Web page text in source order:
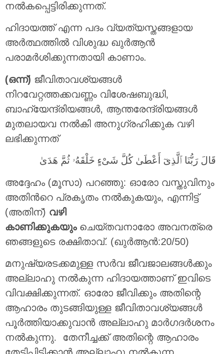
നല്‍കപ്പെട്ടിരിക്കുന്നത്.
ഹിദായത്ത് എന്ന പദം വ്യത്യസ്തങ്ങളായ
അർത്ഥത്തിൽ വിശുദ്ധ ഖുർആൻ
പരാമർശിക്കുന്നതായി കാണാം.
(ഒന്ന്) ജീവിതാവശ്യങ്ങള്‍
നിറവേറ്റത്തക്കവണ്ണം വിശേഷബുദ്ധി,
ബാഹ്യേന്ദ്രിയങ്ങള്‍, ആന്തരേന്ദ്രിയങ്ങള്‍
മുതലായവ നല്‍കി അനുഗ്രഹിക്കുക വഴി
ലഭിക്കുന്നത്
قَالَ رَبُّنَا ٱلَّذِىٓ أَعْطَىٰ كُلَّ شَىْءٍ خَلْقَهُۥ ثُمَّ هَدَىٰ ‎
അദ്ദേഹം (മൂസാ) പറഞ്ഞു: ഓരോ വസ്തുവിനും
അതിന്‍റെ പ്രകൃതം നല്‍കുകയും, എന്നിട്ട്
(അതിന്‌) വഴി
കാണിക്കുകയുംചെയ്തവനാരോ അവനത്രെ
ഞങ്ങളുടെ രക്ഷിതാവ്‌. (ഖുർആൻ:20/50)
മനുഷ്യരടക്കമുള്ള സര്‍വ ജീവജാലങ്ങള്‍ക്കും
അല്ലാഹു നല്‍കുന്ന ഹിദായത്താണ് ഇവിടെ
വിവക്ഷിക്കുന്നത്. ഓരോ ജീവിക്കും അതിന്റെ
ആഹാരം തുടങ്ങിയുള്ള ജീവിതാവശ്യങ്ങള്‍
പൂര്‍ത്തിയാക്കുവാന്‍ അല്ലാഹു മാര്‍ഗദര്‍ശനം
നൽകുന്നു. തേനീച്ചക്ക് അതിന്റെ ആഹാരം